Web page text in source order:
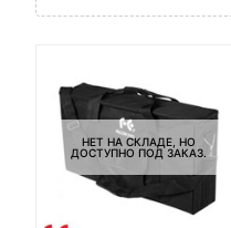
НЕТ НА СКЛАДЕ, НО
ДОСТУПНО ПОД ЗАКАЗ.